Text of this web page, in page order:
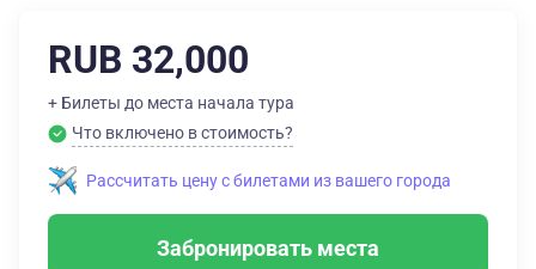
RUB 32,000
+ Билеты до места начала тура
Что включено в стоимость?
Рассчитать цену с билетами из вашего города
Забронировать места